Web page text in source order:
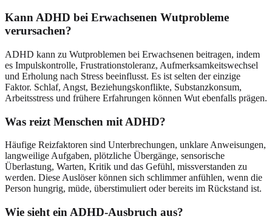
Kann ADHD bei Erwachsenen Wutprobleme
verursachen?
ADHD kann zu Wutproblemen bei Erwachsenen beitragen, indem
es Impulskontrolle, Frustrationstoleranz, Aufmerksamkeitswechsel
und Erholung nach Stress beeinflusst. Es ist selten der einzige
Faktor. Schlaf, Angst, Beziehungskonflikte, Substanzkonsum,
Arbeitsstress und frühere Erfahrungen können Wut ebenfalls prägen.
Was reizt Menschen mit ADHD?
Häufige Reizfaktoren sind Unterbrechungen, unklare Anweisungen,
langweilige Aufgaben, plötzliche Übergänge, sensorische
Überlastung, Warten, Kritik und das Gefühl, missverstanden zu
werden. Diese Auslöser können sich schlimmer anfühlen, wenn die
Person hungrig, müde, überstimuliert oder bereits im Rückstand ist.
Wie sieht ein ADHD-Ausbruch aus?